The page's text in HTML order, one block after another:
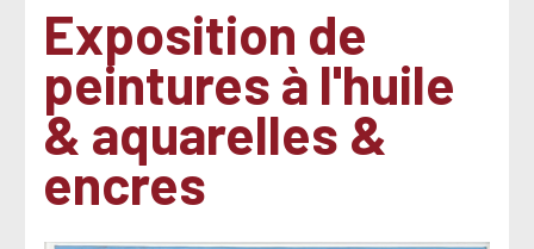
Exposition de
peintures à l'huile
& aquarelles &
encres